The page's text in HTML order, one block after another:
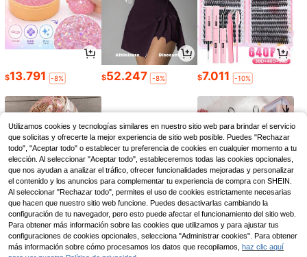
$13.791 -8% $52.247 -8% $7.011 -10%
$8.312 -20% $11.031 -8% $26.855 -8%
Utilizamos cookies y tecnologías similares en nuestro sitio web para brindar el servicio
que solicitas y ofrecerte la mejor experiencia de sitio web posible. Puedes "Rechazar
todo", "Aceptar todo" o establecer tu preferencia de cookies en cualquier momento a tu
elección. Al seleccionar "Aceptar todo", estableceremos todas las cookies opcionales,
que nos ayudan a analizar el tráfico, ofrecer funcionalidades mejoradas y personalizar
el contenido y los anuncios para complementar tu experiencia de compra con SHEIN.
Al seleccionar "Rechazar todo", permites el uso de cookies estrictamente necesarias
que hacen que nuestro sitio web funcione. Puedes desactivarlas cambiando la
configuración de tu navegador, pero esto puede afectar el funcionamiento del sitio web.
Para obtener más información sobre las cookies que utilizamos y para ajustar tus
configuraciones de cookies opcionales, selecciona "Administrar cookies". Para obtener
más información sobre cómo procesamos los datos que recopilamos, haz clic aquí